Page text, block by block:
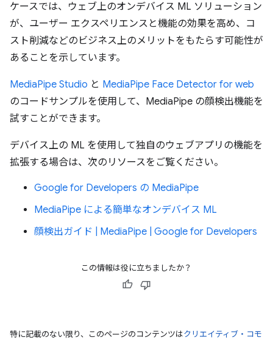
ケースでは、ウェブ上のオンデバイス ML ソリューション
が、ユーザー エクスペリエンスと機能の効果を高め、コ
スト削減などのビジネス上のメリットをもたらす可能性が
あることを示しています。
MediaPipe Studio と MediaPipe Face Detector for web
のコードサンプルを使用して、MediaPipe の顔検出機能を
試すことができます。
デバイス上の ML を使用して独自のウェブアプリの機能を
拡張する場合は、次のリソースをご覧ください。
Google for Developers の MediaPipe
MediaPipe による簡単なオンデバイス ML
顔検出ガイド | MediaPipe | Google for Developers
この情報は役に立ちましたか？
特に記載のない限り、このページのコンテンツはクリエイティブ・コモ